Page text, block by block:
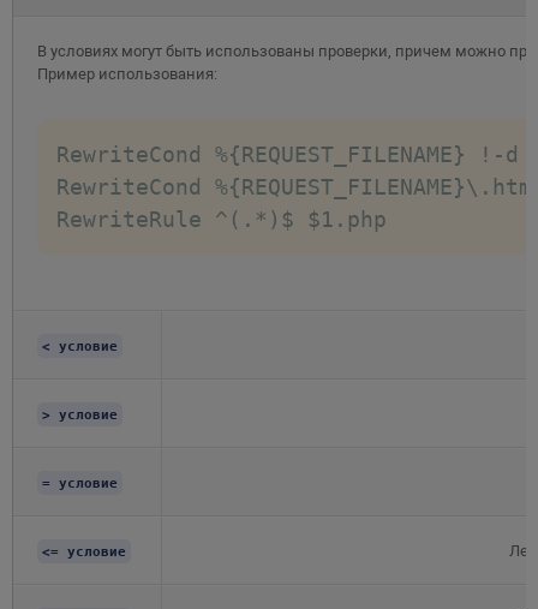
В условиях могут быть использованы проверки, причем можно
Пример использования:
RewriteCond %{REQUEST_FILENAME} !-d
RewriteCond
RewriteRule ^(.*)$ $1.php
< условие
> условие
= условие
<= условие